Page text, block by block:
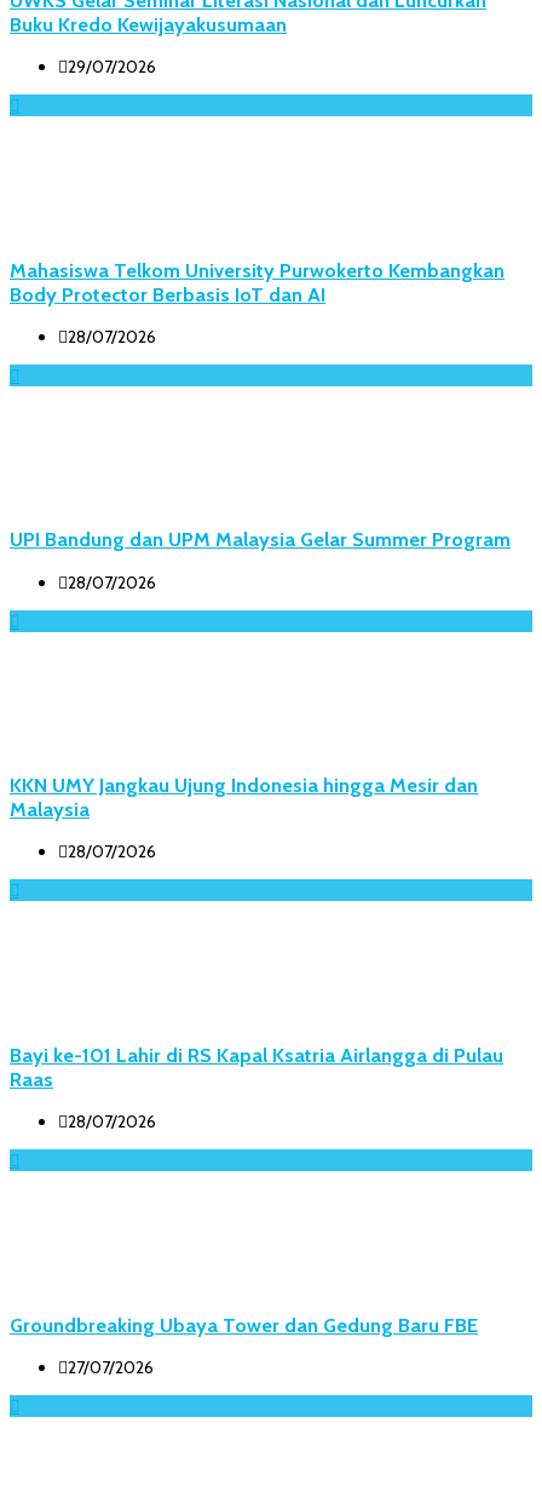
Buku Kredo Kewijayakusumaan
29/07/2026
Mahasiswa Telkom University Purwokerto Kembangkan
Body Protector Berbasis IoT dan AI
28/07/2026
UPI Bandung dan UPM Malaysia Gelar Summer Program
28/07/2026
KKN UMY Jangkau Ujung Indonesia hingga Mesir dan
Malaysia
28/07/2026
Bayi ke-101 Lahir di RS Kapal Ksatria Airlangga di Pulau
Raas
28/07/2026
Groundbreaking Ubaya Tower dan Gedung Baru FBE
27/07/2026